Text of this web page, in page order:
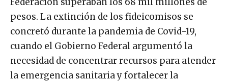
pesos. La extinción de los fideicomisos se
concretó durante la pandemia de Covid-19,
cuando el Gobierno Federal argumentó la
necesidad de concentrar recursos para atender
la emergencia sanitaria y fortalecer la